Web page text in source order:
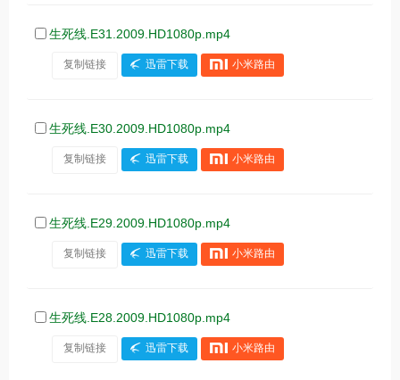
生死线.E31.2009.HD1080p.mp4
复制链接 迅雷下载 小米路由
生死线.E30.2009.HD1080p.mp4
复制链接 迅雷下载 小米路由
生死线.E29.2009.HD1080p.mp4
复制链接 迅雷下载 小米路由
生死线.E28.2009.HD1080p.mp4
复制链接 迅雷下载 小米路由